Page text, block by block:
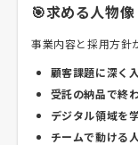
🎯求める人物像
事業内容と採用方針
顧客課題に深く
受託の納品で終
デジタル領域を
チームで動ける人